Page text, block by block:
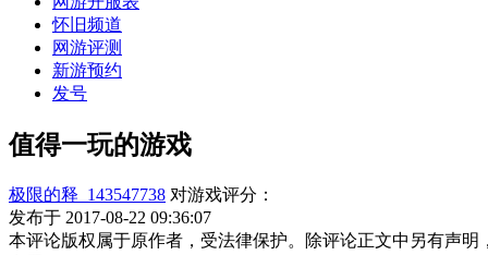
怀旧频道
网游评测
新游预约
发号
值得一玩的游戏
极限的释_143547738 对游戏评分：
发布于 2017-08-22 09:36:07
本评论版权属于原作者，受法律保护。除评论正文中另有声